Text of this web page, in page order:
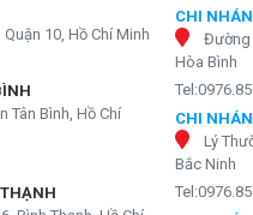
10, Hồ Chí Minh
Tân Bình, Hồ Chí
CHI
Đường
Hòa Bình
CHI
Lý
Bắc Ninh